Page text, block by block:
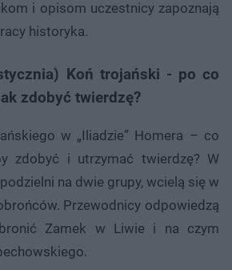
i opisom uczestnicy zapoznają
historyka.
Koń trojański - po co
zdobyć twierdzę?
w „Iliadzie” Homera – co
zdobyć i utrzymać twierdzę? W
na dwie grupy, wcielą się w
Przewodnicy odpowiedzą
Zamek w Liwie i na czym